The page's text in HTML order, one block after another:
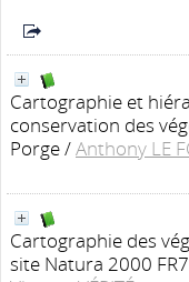
Cartographie et
conservation des
Porge/Anthony LE
Cartographie des
site Natura 2000